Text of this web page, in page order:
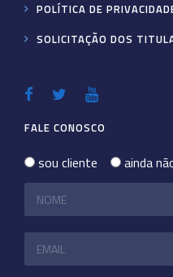
POLÍTICA DE
SOLICITAÇÃO DOS
FALE CONOSCO
sou cliente ainda